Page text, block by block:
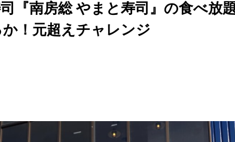
『南房総 やまと寿司』の食べ放
！元超えチャレンジ